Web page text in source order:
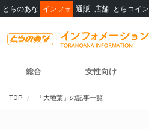
とらのあな インフォ 通販 店舗 とらコイン
総合 女性向け
TOP 「大地葉」の記事一覧